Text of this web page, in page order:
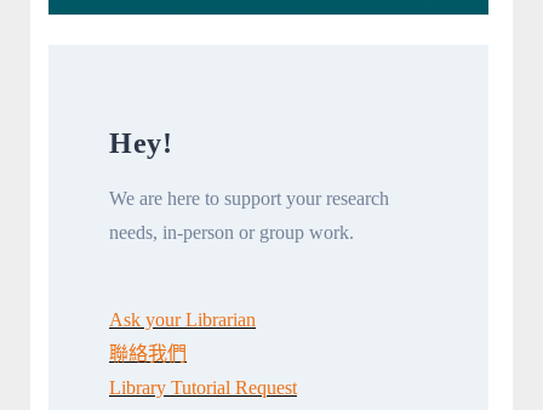
Hey!
We are here to support your research
needs, in-person or group work.
Ask your Librarian
聯絡我們
Library Tutorial Request